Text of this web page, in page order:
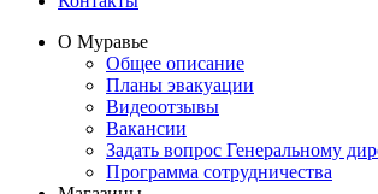
О Муравье
Общее описание
Планы эвакуации
Видеоотзывы
Вакансии
Задать вопрос Генеральному
Программа сотрудничества